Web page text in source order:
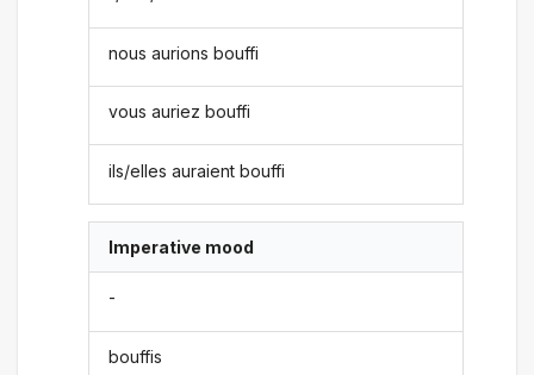
nous aurions bouffi
vous auriez bouffi
ils/elles auraient bouffi
Imperative mood
-
bouffis